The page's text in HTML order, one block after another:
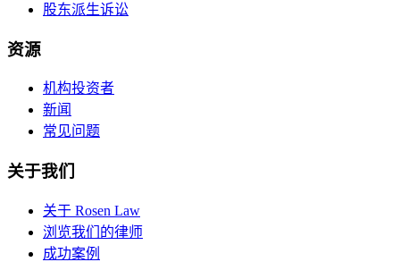
股东派生诉讼
资源
机构投资者
新闻
常见问题
关于我们
关于 Rosen Law
浏览我们的律师
成功案例